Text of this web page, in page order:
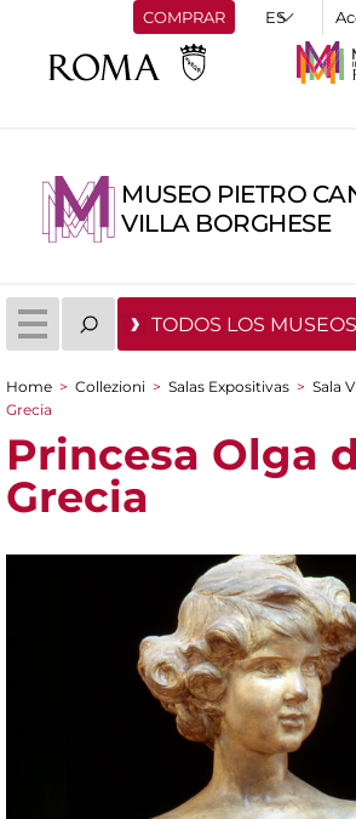
COMPRAR
MUSEO PIETRO
VILLA BORGHESE
TODOS LOS
You are here
Home > Collezioni > Salas Expositivas > Sala
Grecia
Princesa Olga
Grecia